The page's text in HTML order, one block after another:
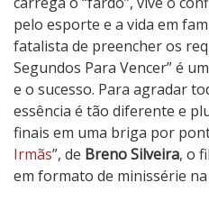
pelo esporte e a vida em
fatalista de preencher os
Segundos Para Vencer” é
e o sucesso. Para agradar
essência é tão diferente e
finais em uma briga por
Irmãs”, de Breno Silveira, o
em formato de minissérie na